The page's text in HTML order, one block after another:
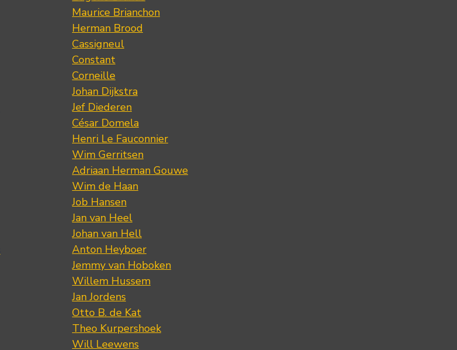
Maurice Brianchon
Herman Brood
Cassigneul
Constant
Corneille
Johan Dijkstra
Jef Diederen
César Domela
Henri Le Fauconnier
Wim Gerritsen
Adriaan Herman Gouwe
Wim de Haan
Job Hansen
Jan van Heel
Johan van Hell
Anton Heyboer
Jemmy van Hoboken
Willem Hussem
Jan Jordens
Otto B. de Kat
Theo Kurpershoek
Will Leewens